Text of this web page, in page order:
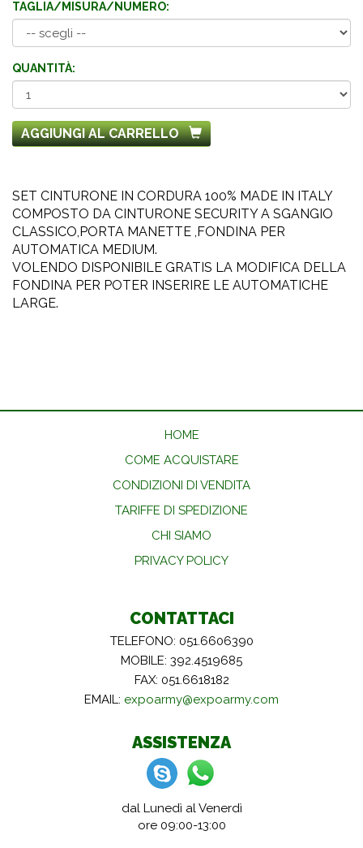
TAGLIA/MISURA/NUMERO:
QUANTITÀ:
AGGIUNGI AL CARRELLO
SET CINTURONE IN CORDURA 100% MADE IN ITALY
COMPOSTO DA CINTURONE SECURITY A SGANGIO
CLASSICO,PORTA MANETTE ,FONDINA PER
AUTOMATICA MEDIUM.
VOLENDO DISPONIBILE GRATIS LA MODIFICA DELLA
FONDINA PER POTER INSERIRE LE AUTOMATICHE
LARGE.
HOME
COME ACQUISTARE
CONDIZIONI DI VENDITA
TARIFFE DI SPEDIZIONE
CHI SIAMO
PRIVACY POLICY
CONTATTACI
TELEFONO: 051.6606390
MOBILE: 392.4519685
FAX: 051.6618182
EMAIL: expoarmy@expoarmy.com
ASSISTENZA
dal Lunedì al Venerdì
ore 09:00-13:00